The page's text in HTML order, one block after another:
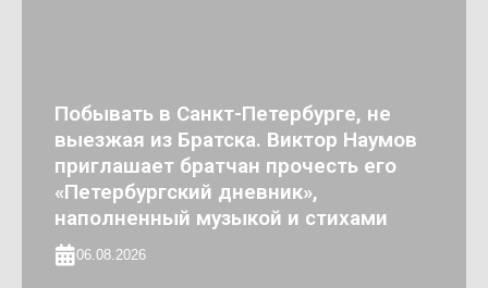
Побывать в Санкт-Петербурге, не
выезжая из Братска. Виктор Наумов
приглашает братчан прочесть его
«Петербургский дневник»,
наполненный музыкой и стихами
06.08.2026